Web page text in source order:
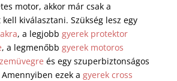
motor, akkor már csak a
kiválasztani. Szükség lesz egy
, a legjobb gyerek protektor
, a legmenőbb gyerek motoros
és egy szuperbiztonságos
Amennyiben ezek a gyerek cross